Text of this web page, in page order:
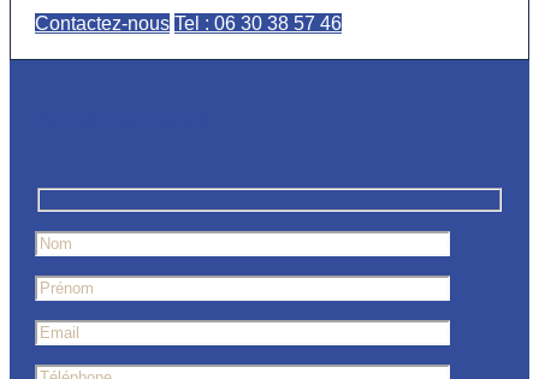
Contactez-nous Tel : 06 30 38 57 46